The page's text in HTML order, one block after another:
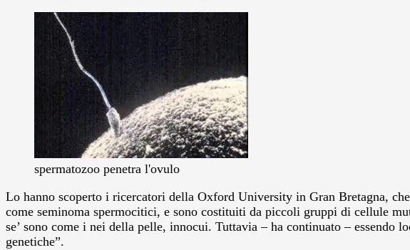
spermatozoo penetra l'ovulo
Lo hanno scoperto i ricercatori della Oxford University in Gran Bretagna,
come seminoma spermocitici, e sono costituiti da piccoli gruppi di cellule
se’ sono come i nei della pelle, innocui. Tuttavia – ha continuato –
genetiche”.